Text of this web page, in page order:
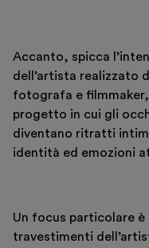
Accanto, spicca
dell’artista realizzato
fotografa e
progetto in cui gli
diventano ritratti
identità ed emozioni
Un focus particolare
travestimenti